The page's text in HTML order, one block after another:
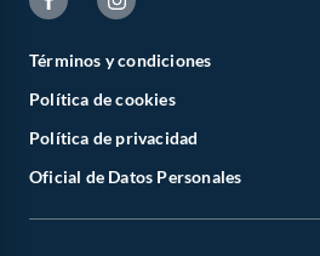
Términos y condiciones
Política de cookies
Política de privacidad
Oficial de Datos Personales